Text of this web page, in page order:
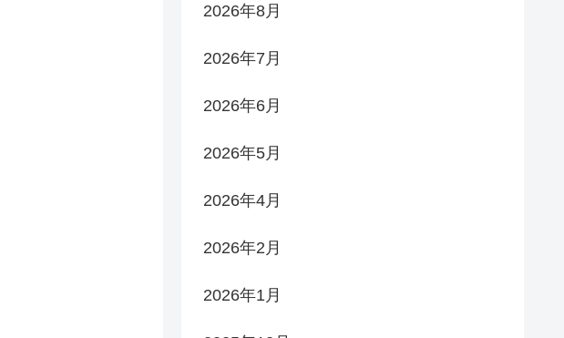
2026年8月
2026年7月
2026年6月
2026年5月
2026年4月
2026年2月
2026年1月